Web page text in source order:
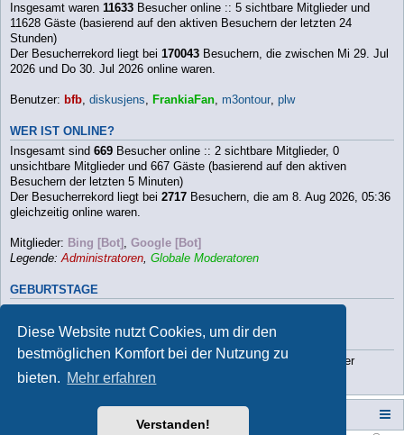
Diese Website nutzt Cookies, um dir den
bestmöglichen Komfort bei der Nutzung zu
bieten. Mehr erfahren
Verstanden!
Insgesamt waren 11633 Besucher online :: 5 sichtbare Mitglieder und
11628 Gäste (basierend auf den aktiven Besuchern der letzten 24
Stunden)
Der Besucherrekord liegt bei 170043 Besuchern, die zwischen Mi 29. Jul
2026 und Do 30. Jul 2026 online waren.
Benutzer: bfb, diskusjens, FrankiaFan, m3ontour, plw
WER IST ONLINE?
Insgesamt sind 669 Besucher online :: 2 sichtbare Mitglieder, 0
unsichtbare Mitglieder und 667 Gäste (basierend auf den aktiven
Besuchern der letzten 5 Minuten)
Der Besucherrekord liegt bei 2717 Besuchern, die am 8. Aug 2026, 05:36
gleichzeitig online waren.
Mitglieder: Bing [Bot] , Google [Bot]
Legende:Administratoren, Globale Moderatoren
GEBURTSTAGE
Beiträge insgesamt 112790• Themen insgesamt9813
• Mitglieder
insgesamt 3202• Unser neuestes Mitglied:
Campers-World-Forum Foren-Übersicht